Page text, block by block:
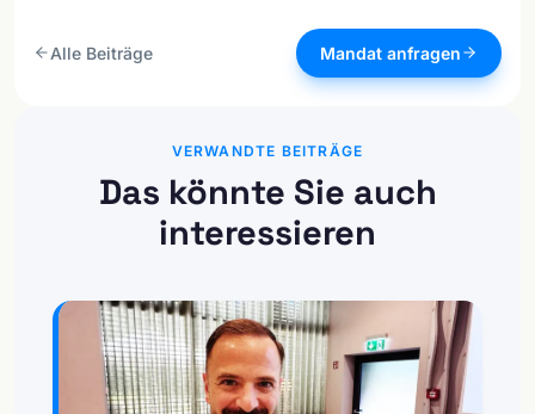
Alle Beiträge Mandat anfragen
VERWANDTE BEITRÄGE
Das könnte Sie auch
interessieren